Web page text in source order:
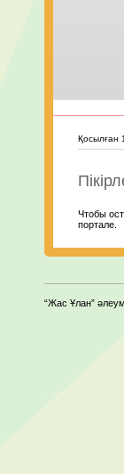
Қосылған
Чтобы
портале.
“Жас Ұлан”